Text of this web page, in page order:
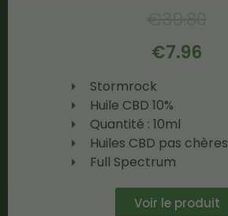
€7.96
Stormrock
Huile CBD 10%
Quantité : 10ml
Huiles CBD pas chères
Full Spectrum
Voir le produit